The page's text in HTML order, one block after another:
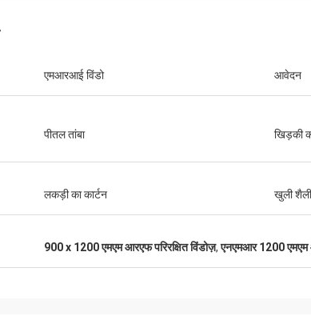
एमआरआई विंडो आवेदन
पीतल तांबा खिड़की
लकड़ी का कार्टन खुली शैली
900 x 1200 एमएम आरएफ परिरक्षित विंडोज़,एनएमआर 1200 एमएम